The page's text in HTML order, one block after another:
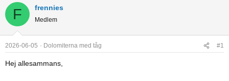
d
s
t
r
t
a
t
F frennies
Medlem
2026-06-05 Dolomiterna med tåg #1
Hej allesammans,